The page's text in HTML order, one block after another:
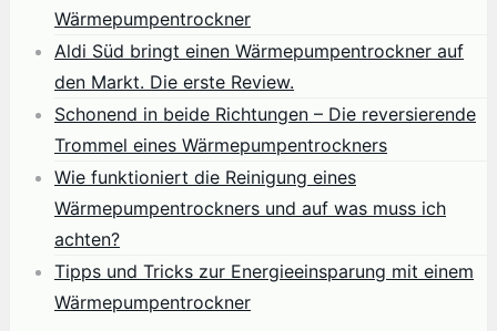
Wärmepumpentrockner
Aldi Süd bringt einen Wärmepumpentrockner auf
den Markt. Die erste Review.
Schonend in beide Richtungen – Die reversierende
Trommel eines Wärmepumpentrockners
Wie funktioniert die Reinigung eines
Wärmepumpentrockners und auf was muss ich
achten?
Tipps und Tricks zur Energieeinsparung mit einem
Wärmepumpentrockner